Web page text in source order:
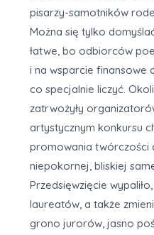
pisarzy-samotników
Można się tylko
łatwe, bo odbiorców
i na wsparcie finansowe
co specjalnie liczyć.
zatrwożyły
artystycznym konkursu
promowania twórczości
niepokornej, bliskiej
Przedsięwzięcie
laureatów, a także
grono jurorów, jasno